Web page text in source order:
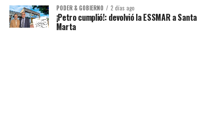
PODER & GOBIERNO 2 días ago
¡Petro cumplió!: devolvió la ESSMAR a Santa
Marta